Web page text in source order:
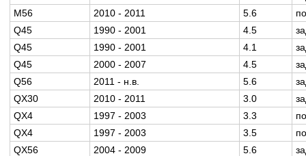
M56
2010 - 2011 5.6
Q45
1990 - 2001 4.5
Q45
1990 - 2001 4.1
Q45
2000 - 2007 4.5
Q56
2011 - н.в. 5.6
QX30
2010 - 2011 3.0
QX4
1997 - 2003 3.3
QX4
1997 - 2003 3.5
QX56
2004 - 2009 5.6